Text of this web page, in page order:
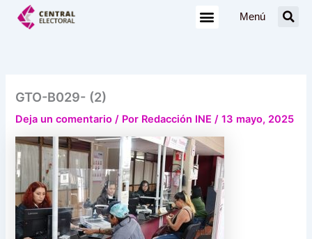
Menú
GTO-B029- (2)
Deja un comentario / Por Redacción INE/13 mayo, 2025